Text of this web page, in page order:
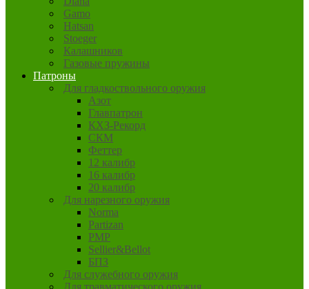
Gamo
Hatsan
Stoeger
Калашников
Газовые пружины
Патроны
Для гладкоствольного оружия
Азот
Главпатрон
КХЗ-Рекорд
СКМ
Феттер
12 калибр
16 калибр
20 калибр
Для нарезного оружия
Norma
Partizan
PMP
Sellier&Bellot
БПЗ
Для служебного оружия
Для травматического оружия